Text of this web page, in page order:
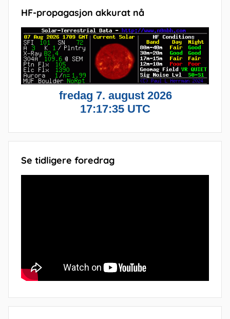
HF-propagasjon akkurat nå
Se tidligere foredrag